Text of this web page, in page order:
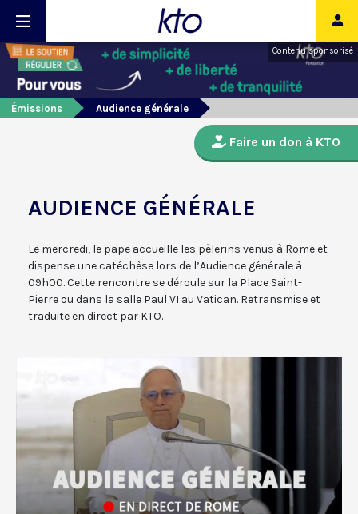
Contenu sponsorisé
Émissions Audience générale
Faire un don à KTO
AUDIENCE GÉNÉRALE
Le mercredi, le pape accueille les pèlerins venus à Rome et
dispense une catéchèse lors de l’Audience générale à
09h00. Cette rencontre se déroule sur la Place Saint-
Pierre ou dans la salle Paul VI au Vatican. Retransmise et
traduite en direct par KTO.